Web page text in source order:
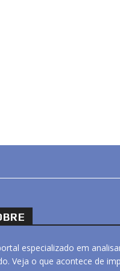
especializado em
Veja o que acontece de